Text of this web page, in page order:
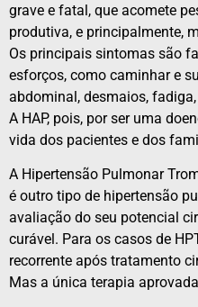
grave e fatal, que acomete
produtiva, e principalmente,
Os principais sintomas são
esforços, como caminhare
abdominal, desmaios,
A HAP, pois, por ser uma
vida dos pacientes e dos
A Hipertensão Pulmonar
é outro tipo de hipertensão
avaliação do seu potencial
curável. Para os casos de
recorrente após tratamento
Mas a única terapia